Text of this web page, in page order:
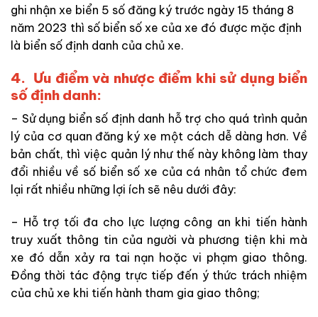
ghi nhận xe biển 5 số đăng ký trước ngày 15 tháng 8
năm 2023 thì số biển số xe của xe đó được mặc định
là biển số định danh của chủ xe.
4. Ưu điểm và nhược điểm khi sử dụng biển
số định danh:
– Sử dụng biển số định danh hỗ trợ cho quá trình quản
lý của cơ quan đăng ký xe một cách dễ dàng hơn. Về
bản chất, thì việc quản lý như thế này không làm thay
đổi nhiều về số biển số xe của cá nhân tổ chức đem
lại rất nhiều những lợi ích sẽ nêu dưới đây:
– Hỗ trợ tối đa cho lực lượng công an khi tiến hành
truy xuất thông tin của người và phương tiện khi mà
xe đó dẫn xảy ra tai nạn hoặc vi phạm giao thông.
Đồng thời tác động trực tiếp đến ý thức trách nhiệm
của chủ xe khi tiến hành tham gia giao thông;